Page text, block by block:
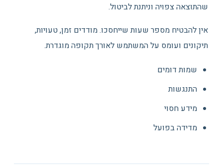
שהתוצאה צפויה וניתנת לביטול.
אין להבטיח מספר שעות שייחסכו. מודדים זמן, טעויות,
תיקונים ועומס על המשתמש לאורך תקופה מוגדרת.
שמות דומים
התנגשות
מידע חסוי
מדידה בפועל